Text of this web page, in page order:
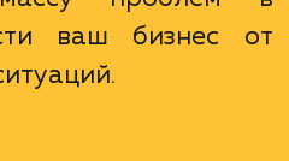
вы
то, что у вас